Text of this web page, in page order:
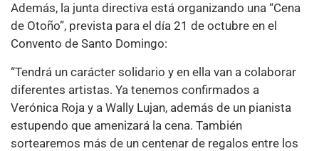
Además, la junta directiva está organizando una “Cena
de Otoño”, prevista para el día 21 de octubre en el
Convento de Santo Domingo:
“Tendrá un carácter solidario y en ella van a colaborar
diferentes artistas. Ya tenemos confirmados a
Verónica Roja y a Wally Lujan, además de un pianista
estupendo que amenizará la cena. También
sortearemos más de un centenar de regalos entre los